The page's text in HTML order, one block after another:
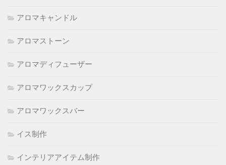
アロマキャンドル
アロマストーン
アロマディフューザー
アロマワックスカップ
アロマワックスバー
イス制作
インテリアアイテム制作